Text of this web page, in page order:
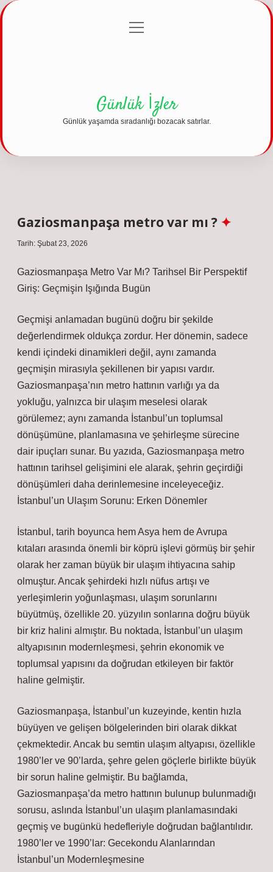
Gizlilik Politikası
menüyü
Günlük İzler
Günlük yaşamda sıradanlığı bozacak satırlar.
Gaziosmanpaşa metro var mı ?
Tarih: Şubat 23, 2026
Gaziosmanpaşa Metro Var Mı? Tarihsel Bir Perspektif
Giriş: Geçmişin Işığında Bugün
Geçmişi anlamadan bugünü doğru bir şekilde
değerlendirmek oldukça zordur. Her dönemin, sadece
kendi içindeki dinamikleri değil, aynı zamanda
geçmişin mirasıyla şekillenen bir yapısı vardır.
Gaziosmanpaşa’nın metro hattının varlığı ya da
yokluğu, yalnızca bir ulaşım meselesi olarak
görülemez; aynı zamanda İstanbul’un toplumsal
dönüşümüne, planlamasına ve şehirleşme sürecine
dair ipuçları sunar. Bu yazıda, Gaziosmanpaşa metro
hattının tarihsel gelişimini ele alarak, şehrin geçirdiği
dönüşümleri daha derinlemesine inceleyeceğiz.
İstanbul’un Ulaşım Sorunu: Erken Dönemler
İstanbul, tarih boyunca hem Asya hem de Avrupa
kıtaları arasında önemli bir köprü işlevi görmüş bir şehir
olarak her zaman büyük bir ulaşım ihtiyacına sahip
olmuştur. Ancak şehirdeki hızlı nüfus artışı ve
yerleşimlerin yoğunlaşması, ulaşım sorunlarını
büyütmüş, özellikle 20. yüzyılın sonlarına doğru büyük
bir kriz halini almıştır. Bu noktada, İstanbul’un ulaşım
altyapısının modernleşmesi, şehrin ekonomik ve
toplumsal yapısını da doğrudan etkileyen bir faktör
haline gelmiştir.
Gaziosmanpaşa, İstanbul’un kuzeyinde, kentin hızla
büyüyen ve gelişen bölgelerinden biri olarak dikkat
çekmektedir. Ancak bu semtin ulaşım altyapısı, özellikle
1980’ler ve 90’larda, şehre gelen göçlerle birlikte büyük
bir sorun haline gelmiştir. Bu bağlamda,
Gaziosmanpaşa’da metro hattının bulunup bulunmadığı
sorusu, aslında İstanbul’un ulaşım planlamasındaki
geçmiş ve bugünkü hedefleriyle doğrudan bağlantılıdır.
1980’ler ve 1990’lar: Gecekondu Alanlarından
İstanbul’un Modernleşmesine